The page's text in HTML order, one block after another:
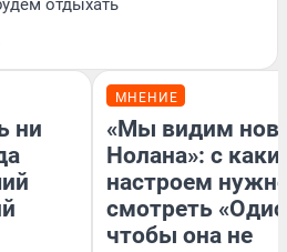
отдыхать
ни
МНЕНИЕ
«Мы видим
Нолана»: с
настроем
смотреть
чтобы она не